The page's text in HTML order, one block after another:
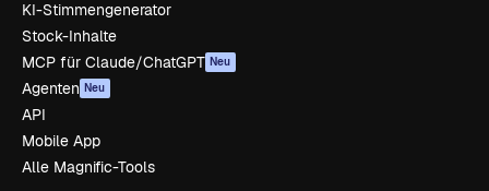
KI-Stimmengenerator
Stock-Inhalte
MCP für Claude/ChatGPT Neu
Agenten Neu
API
Mobile App
Alle Magnific-Tools